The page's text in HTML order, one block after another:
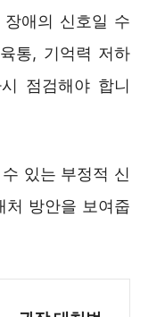
애의 신호일 수
통, 기억력 저하
점검해야 합니
있는 부정적 신
처 방안을 보여줍